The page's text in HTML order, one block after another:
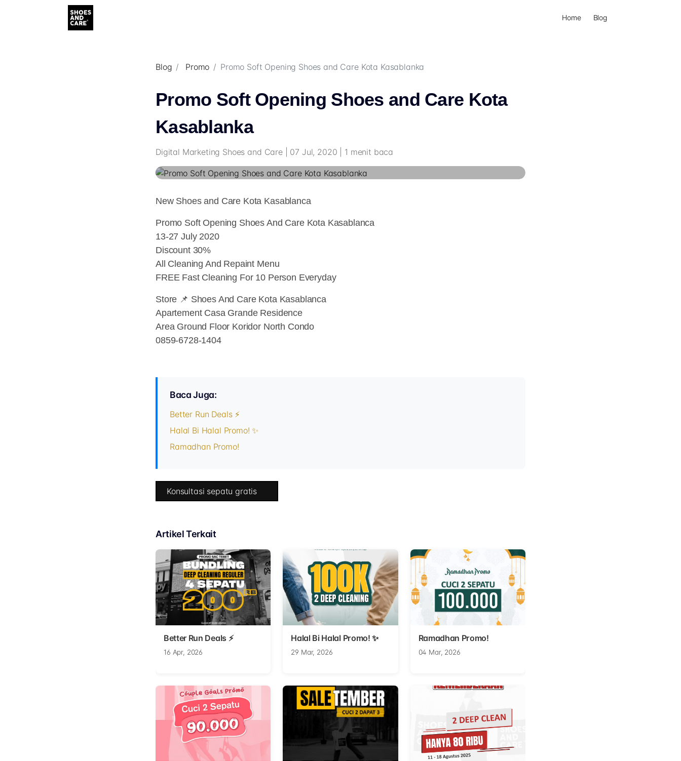
Home Blog
Blog Promo Promo Soft Opening Shoes and Care Kota Kasablanka
Promo Soft Opening Shoes and Care Kota
Kasablanka
Digital Marketing Shoes and Care | 07 Jul, 2020 | 1 menit baca
New Shoes and Care Kota Kasablanca
Promo Soft Opening Shoes And Care Kota Kasablanca
13-27 July 2020
Discount 30%
All Cleaning And Repaint Menu
FREE Fast Cleaning For 10 Person Everyday
Store 📌 Shoes And Care Kota Kasablanca
Apartement Casa Grande Residence
Area Ground Floor Koridor North Condo
0859-6728-1404
Baca Juga:
Better Run Deals ⚡
Halal Bi Halal Promo! ✨
Ramadhan Promo!
Konsultasi sepatu gratis
Artikel Terkait
Better Run Deals ⚡
16 Apr, 2026
Halal Bi Halal Promo! ✨
29 Mar, 2026
Ramadhan Promo!
04 Mar, 2026